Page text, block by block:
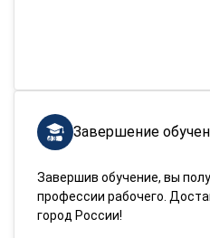
Завершение
Завершив обучение, вы
профессии рабочего.
город России!